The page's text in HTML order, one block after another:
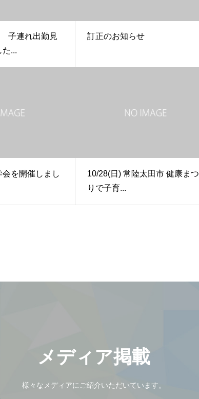
子連れ出勤見
た...
訂正のお知らせ
を開催しまし
10/28(日) 常陸太田市 健康まつ
りで子育...
メディア掲載
様々なメディアにご紹介いただいています。